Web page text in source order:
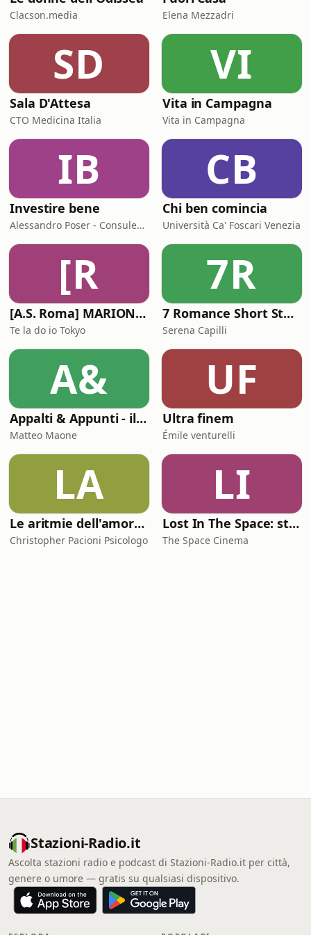
Clacson.media Elena Mezzadri
SD
Sala D'Attesa
CTO Medicina Italia
VI
Vita in Campagna
Vita in Campagna
IB
Investire bene
Alessandro Poser - Consulente Finanziario Fineco
CB
Chi ben comincia
Università Ca' Foscari Venezia
[R
[A.S. Roma] MARIONE - Il portale della ControInformazione GialloRossa
Te la do io Tokyo
7R
7 Romance Short Stories in Italian (Graded Reader for Intermediate Learners (CEFR B1-B2)
Serena Capilli
A&
Appalti & Appunti - il procurement spiegato da chi lo vive
Matteo Maone
UF
Ultra finem
Émile venturelli
LA
Le aritmie dell'amore. Palpitazioni e tachicardia dei legami affettivi
Christopher Pacioni Psicologo
LI
Lost In The Space: storie di cinema
The Space Cinema
Stazioni-Radio.it
Ascolta stazioni radio e podcast di Stazioni-Radio.it per città,
genere o umore — gratis su qualsiasi dispositivo.